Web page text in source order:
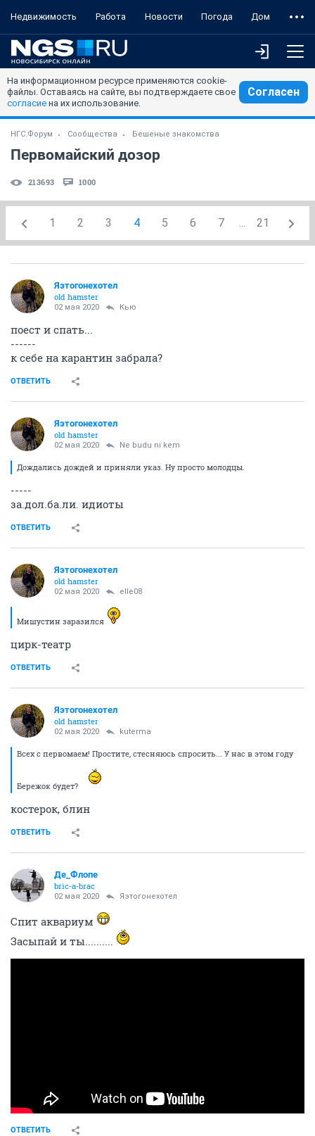
Недвижимость Работа Новости Погода Дом
На информационном ресурсе применяются cookie-
файлы. Оставаясь на сайте, вы подтверждаете свое
согласие на их использование.
Согласен
НГС.Форум Сообщества Бешеные знакомства
Первомайский дозор
213693 1000
1 2 3 4 5 6 7 ... 21
Яэтогонехотел
old hamster
02 мая 2020 Кью
поест и спать...
------
к себе на карантин забрала?
ОТВЕТИТЬ
Яэтогонехотел
old hamster
02 мая 2020 Ne budu ni kem
Дождались дождей и приняли указ. Ну просто молодцы.
-----
за.дол.ба.ли. идиоты
ОТВЕТИТЬ
Яэтогонехотел
old hamster
02 мая 2020 elle08
Мишустин заразился
цирк-театр
ОТВЕТИТЬ
Яэтогонехотел
old hamster
02 мая 2020 kuterma
Всех с первомаем! Простите, стесняюсь спросить... У нас в этом году
Бережок будет?
костерок, блин
ОТВЕТИТЬ
Де_Флопе
bric-a-brac
02 мая 2020 Яэтогонехотел
Спит аквариум
Засыпай и ты..........
ОТВЕТИТЬ